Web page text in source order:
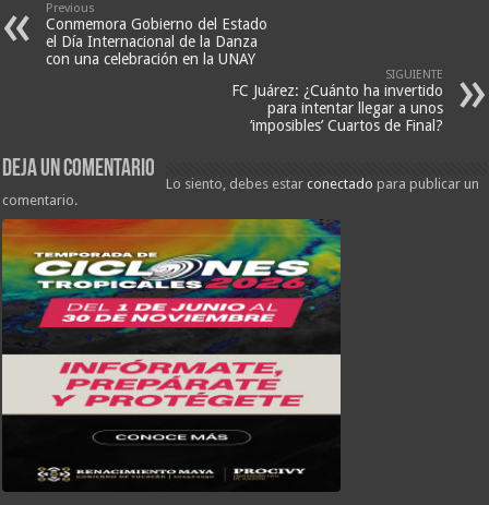
Previous
Conmemora Gobierno del Estado
el Día Internacional de la Danza
con una celebración en la UNAY
SIGUIENTE
FC Juárez: ¿Cuánto ha invertido
para intentar llegar a unos
‘imposibles’ Cuartos de Final?
Deja un comentario
Lo siento, debes estarconectado para publicar un
comentario.